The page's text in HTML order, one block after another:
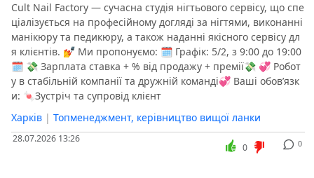
Cult Nail Factory — сучасна студія нігтьового сервісу, що спе
ціалізується на професійному догляді за нігтями, виконанні
манікюру та педикюру, а також наданні якісного сервісу дл
я клієнтів. 💅 Ми пропонуємо: 🗓 Графік: 5/2, з 9:00 до 19:00
🗓 💸 Зарплата ставка + % від продажу + премії💸 💞 Робот
у в стабільній компанії та дружній команді💞 Ваші обов’язк
и: 🍬Зустріч та супровід клієнт
Харків | Топменеджмент, керівництво вищої ланки
28.07.2026 13:26 0
0